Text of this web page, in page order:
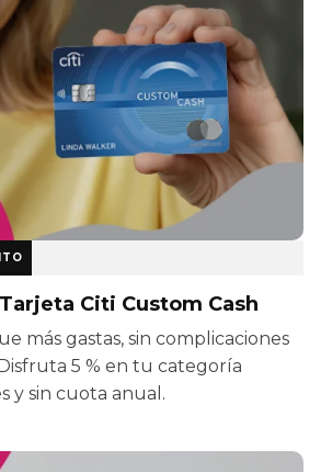
Citi Custom Cash
más gastas, sin complicaciones
5 % en tu categoría
y sin cuota anual.